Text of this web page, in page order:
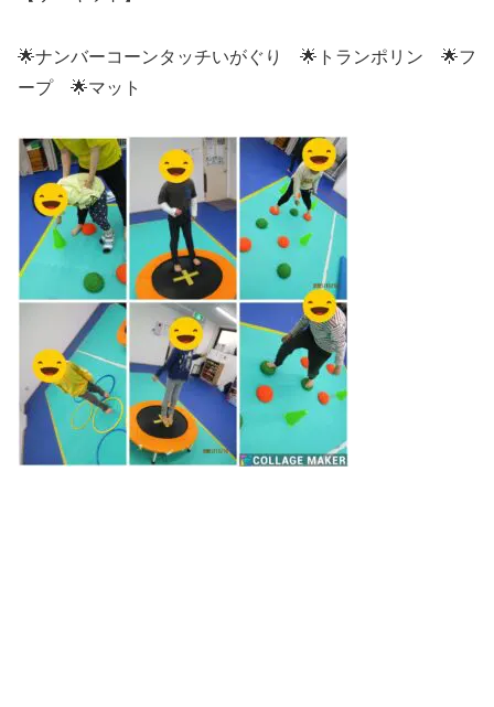
🌟ナンバーコーンタッチいがぐり 🌟トランポリン 🌟フ
ープ 🌟マット